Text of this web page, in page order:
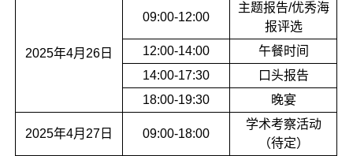
2025年4月26日
09:00-12:00
主题报告/优秀海
报评选
12:00-14:00
午餐时间
14:00-17:30
口头报告
18:00-19:30
晚宴
2025年4月27日 09:00-18:00
学术考察活动
（待定）